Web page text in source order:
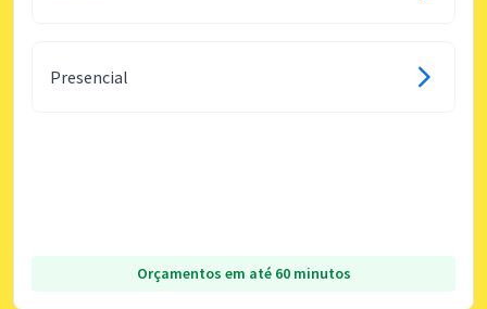
Presencial
Orçamentos em até 60 minutos